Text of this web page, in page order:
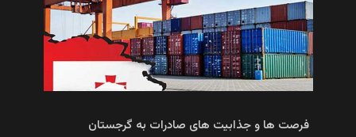
فرصت ها و جذابیت های صادرات به گرجستان